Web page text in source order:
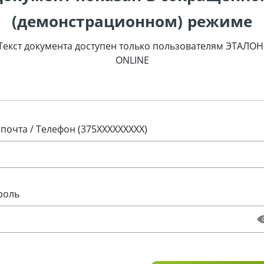
(демонстрационном) режиме
документа доступен только пользователям
ONLINE
/ Телефон (375XXXXXXXXX)